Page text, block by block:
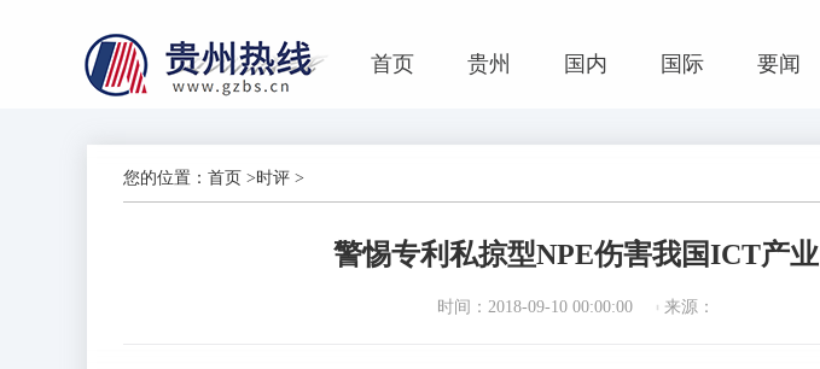
首页 贵州 国内 国际 要闻
您的位置： 首页 >时评 >
警惕专利私掠型NPE伤害我国ICT产业
时间：2018-09-10 00:00:00 来源：